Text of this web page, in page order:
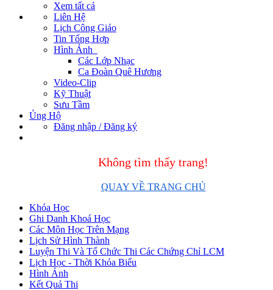
Xem tất cả
Liên Hệ
Lịch Công Giáo
Tin Tổng Hợp
Hình Ảnh
Các Lớp Nhạc
Ca Đoàn Quê Hương
Video-Clip
Kỹ Thuật
Sưu Tầm
Ủng Hộ
Đăng nhập / Đăng ký
Không tìm thấy trang!
QUAY VỀ TRANG CHỦ
Khóa Học
Ghi Danh Khoá Học
Các Môn Học Trên Mạng
Lịch Sử Hình Thành
Luyện Thi Và Tổ Chức Thi Các Chứng Chỉ LCM
Lịch Học - Thời Khóa Biểu
Hình Ảnh
Kết Quả Thi